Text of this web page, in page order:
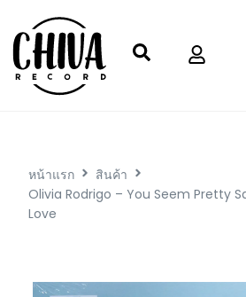
หน้าแรก
สินค้า
Olivia Rodrigo – You Seem Pretty
Love